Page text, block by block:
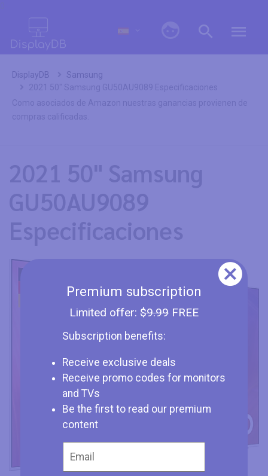
Premium subscription
Limited offer: $9.99FREE
Subscription benefits:
Receive exclusive deals
Receive promo codes for monitors
and TVs
Be the first to read our premium
content
DisplayDB
Samsung
2021 50" Samsung GU50AU9089 Especificaciones
Como asociados de Amazon nuestras ganancias provienen de
compras calificadas.
2021 50" Samsung
GU50AU9089
Especificaciones